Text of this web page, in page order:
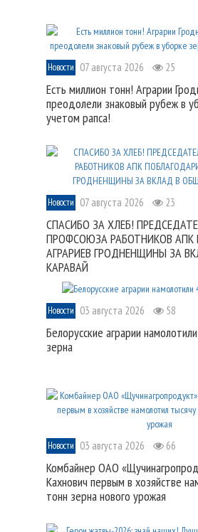
Новости 07 августа 2026 25
Есть миллион тонн! Аграрии
преодолели знаковый рубеж в
учетом рапса!
Новости 07 августа 2026 23
СПАСИБО ЗА ХЛЕБ!
ПРОФСОЮЗА РАБОТНИКОВ АПК
АГРАРИЕВ ГРОДНЕНЩИНЫ ЗА
КАРАВАЙ
Новости 03 августа 2026 58
Белорусские аграрии
зерна
Новости 03 августа 2026 66
Комбайнер ОАО
Кахнович первым в хозяйстве
тонн зерна нового урожая